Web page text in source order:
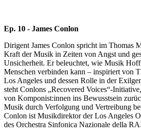
Ep. 10 - James Conlon
Dirigent James Conlon spricht im Thomas
Kraft der Musik in Zeiten von Angst und
Unsicherheit. Er beleuchtet, wie Musik
Menschen verbinden kann – inspiriert von
Los Angeles und dessen Rolle in der
steht Conlons „Recovered Voices“-
von Komponist:innen ins Bewusstsein
Musik durch Verfolgung und Vertreibung
Conlon ist Musikdirektor der Los Angeles
des Orchestra Sinfonica Nazionale della